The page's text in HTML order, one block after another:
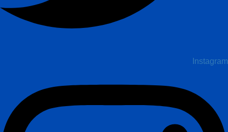
Instagram